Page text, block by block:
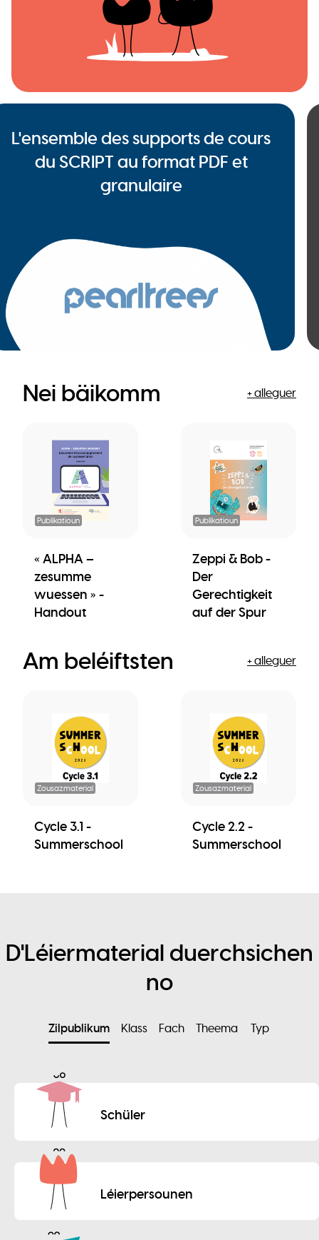
L'ensemble des supports de cours
du SCRIPT au format PDF et
granulaire
Nei bäikomm
Publikatioun
« ALPHA –
zesumme
wuessen » -
Handout
Publikatioun
Zeppi & Bob -
Der
Gerechtigkeit
auf der Spur
+ alleguer
Am beléiftsten
Zousazmaterial
Cycle 3.1 -
Summerschool
Zousazmaterial
Cycle 2.2 -
Summerschool
+ alleguer
D'Léiermaterial duerchsichen
no
Zilpublikum Klass Fach Theema Typ
Schüler
Léierpersounen